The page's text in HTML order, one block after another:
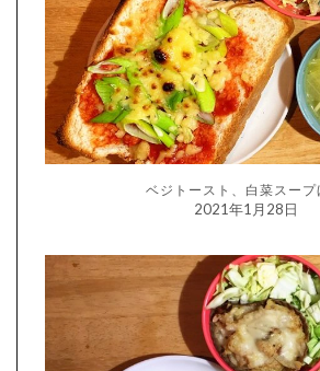
ベジトースト、白菜スープ
2021年1月28日